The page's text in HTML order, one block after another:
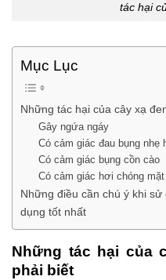
tác hại
Mục Lục
Những tác hại của cây xạ
Gây ngứa ngáy
Có cảm giác đau bụng nhẹ
Có cảm giác bụng cồn cào
Có cảm giác hơi chóng
Những điều cần chú ý khi
dụng tốt nhất
Những tác hại của
phải biết